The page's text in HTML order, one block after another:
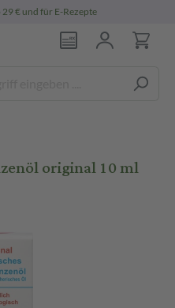
29 € und für E-Rezepte
original 10 ml